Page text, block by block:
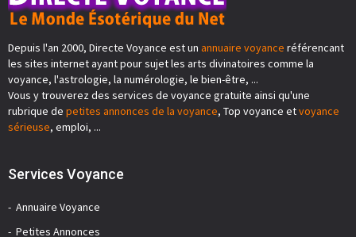
Depuis l'an 2000, Directe Voyance est un annuaire voyance référencant
les sites internet ayant pour sujet les arts divinatoires comme la
voyance, l'astrologie, la numérologie, le bien-être, ...
Vous y trouverez des services de voyance gratuite ainsi qu'une
rubrique de petites annonces de la voyance, Top voyance etvoyance
sérieuse, emploi, ...
Services Voyance
Annuaire Voyance
Petites Annonces